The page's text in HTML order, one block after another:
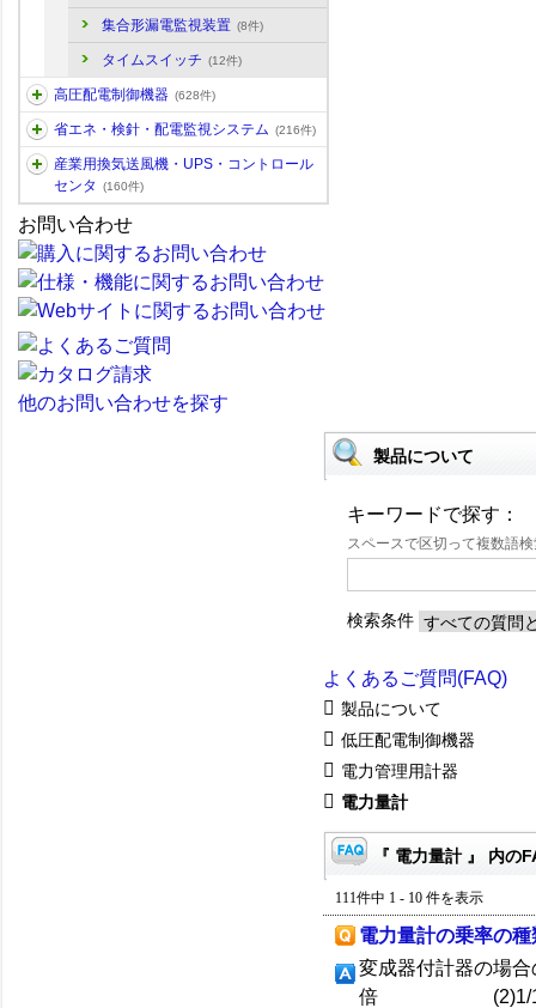
集合形漏電監視装置 (8件)
タイムスイッチ (12件)
高圧配電制御機器 (628件)
省エネ・検針・配電監視システム (216件)
産業用換気送風機・UPS・コントロール
センタ
(160件)
お問い合わせ
他のお問い合わせを探す
製品について
キーワードで探す：
スペースで区切って複数語
検索条件
よくあるご質問(FAQ)
製品について
低圧配電制御機器
電力管理用計器
電力量計
『 電力量計 』 内の
111件中 1 - 10 件を表示
電力量計の乗率の
変成器付計器の場
倍 (2)1/10合